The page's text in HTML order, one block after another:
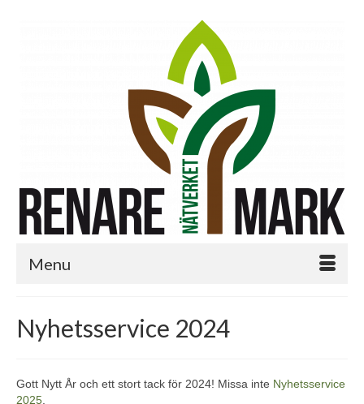
Menu
Nyhetsservice 2024
Gott Nytt År och ett stort tack för 2024! Missa inte Nyhetsservice
2025